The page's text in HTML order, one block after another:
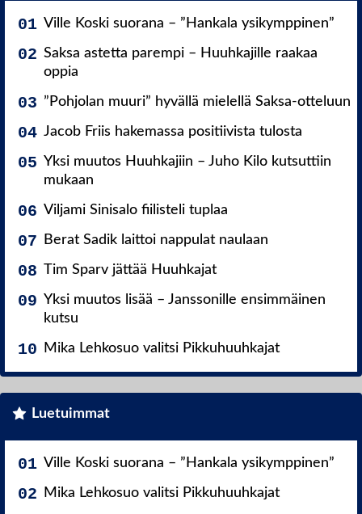
Ville Koski suorana – ”Hankala ysikymppinen”
Saksa astetta parempi – Huuhkajille raakaa
oppia
”Pohjolan muuri” hyvällä mielellä Saksa-otteluun
Jacob Friis hakemassa positiivista tulosta
Yksi muutos Huuhkajiin – Juho Kilo kutsuttiin
mukaan
Viljami Sinisalo fiilisteli tuplaa
Berat Sadik laittoi nappulat naulaan
Tim Sparv jättää Huuhkajat
Yksi muutos lisää – Janssonille ensimmäinen
kutsu
Mika Lehkosuo valitsi Pikkuhuuhkajat
Luetuimmat
Ville Koski suorana – ”Hankala ysikymppinen”
Mika Lehkosuo valitsi Pikkuhuuhkajat